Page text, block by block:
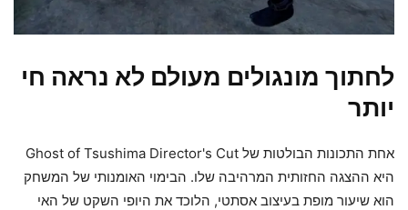
לחתוך מונגולים מעולם לא נראה חי
יותר
אחת התכונות הבולטות של Ghost of Tsushima Director's Cut
היא ההצגה החזותית המרהיבה שלו. הבימוי האומנותי של המשחק
הוא שיעור מופת בעיצוב אסתטי, הלוכד את היופי השקט של האי